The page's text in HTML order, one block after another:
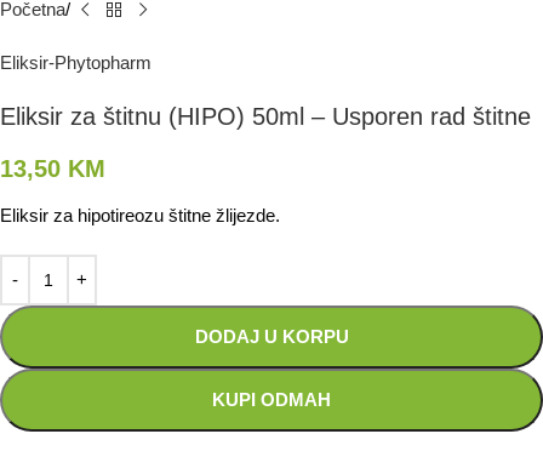
Početna
Eliksir-Phytopharm
Eliksir za štitnu (HIPO) 50ml – Usporen rad štitne
13,50 KM
Eliksir za hipotireozu štitne žlijezde.
DODAJ U KORPU
KUPI ODMAH